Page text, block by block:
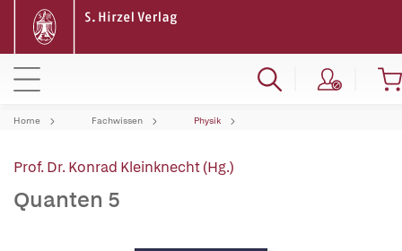
Home Fachwissen Physik
Prof. Dr. Konrad Kleinknecht (Hg.)
Quanten 5